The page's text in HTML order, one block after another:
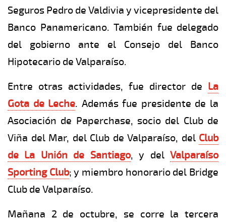
Seguros Pedro de Valdivia y vicepresidente del
Banco Panamericano. También fue delegado
del gobierno ante el Consejo del Banco
Hipotecario de Valparaíso.
Entre otras actividades, fue director de La
Gota de Leche. Además fue presidente de la
Asociación de Paperchase, socio del Club de
Viña del Mar, del Club de Valparaíso, del Club
de La Unión de Santiago, y delValparaíso
Sporting Club; y miembro honorario del Bridge
Club de Valparaíso.
Mañana 2 de octubre, se corre la tercera